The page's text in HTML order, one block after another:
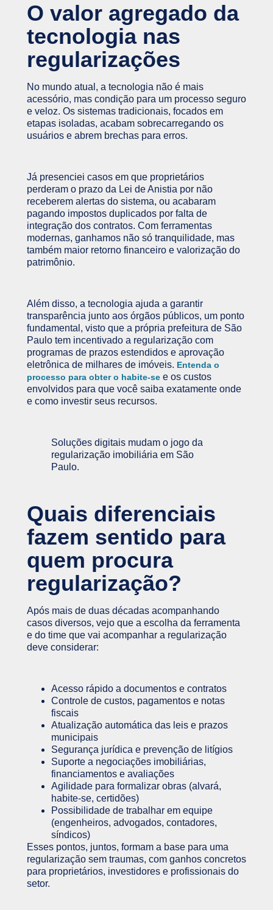
O valor agregado da
tecnologia nas
regularizações
No mundo atual, a tecnologia não é mais
acessório, mas condição para um processo seguro
e veloz. Os sistemas tradicionais, focados em
etapas isoladas, acabam sobrecarregando os
usuários e abrem brechas para erros.
Já presenciei casos em que proprietários
perderam o prazo da Lei de Anistia por não
receberem alertas do sistema, ou acabaram
pagando impostos duplicados por falta de
integração dos contratos. Com ferramentas
modernas, ganhamos não só tranquilidade, mas
também maior retorno financeiro e valorização do
patrimônio.
Além disso, a tecnologia ajuda a garantir
transparência junto aos órgãos públicos, um ponto
fundamental, visto que a própria prefeitura de São
Paulo tem incentivado a regularização com
programas de prazos estendidos e aprovação
eletrônica de milhares de imóveis. Entenda o
processo para obter o habite-se e os custos
envolvidos para que você saiba exatamente onde
e como investir seus recursos.
Soluções digitais mudam o jogo da
regularização imobiliária em São
Paulo.
Quais diferenciais
fazem sentido para
quem procura
regularização?
Após mais de duas décadas acompanhando
casos diversos, vejo que a escolha da ferramenta
e do time que vai acompanhar a regularização
deve considerar:
Acesso rápido a documentos e contratos
Controle de custos, pagamentos e notas
fiscais
Atualização automática das leis e prazos
municipais
Segurança jurídica e prevenção de litígios
Suporte a negociações imobiliárias,
financiamentos e avaliações
Agilidade para formalizar obras (alvará,
habite-se, certidões)
Possibilidade de trabalhar em equipe
(engenheiros, advogados, contadores,
síndicos)
Esses pontos, juntos, formam a base para uma
regularização sem traumas, com ganhos concretos
para proprietários, investidores e profissionais do
setor.